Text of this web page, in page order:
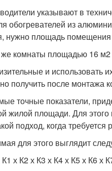
указывают в
обогревателей из
нужно площадь
комнаты площадью 16 м2
и использовать
получить после монтажа
точные показатели,
жилой площади. Для
подход, когда
для этого выглядит
х К2 х К3 х К4 х К5 х К6 х